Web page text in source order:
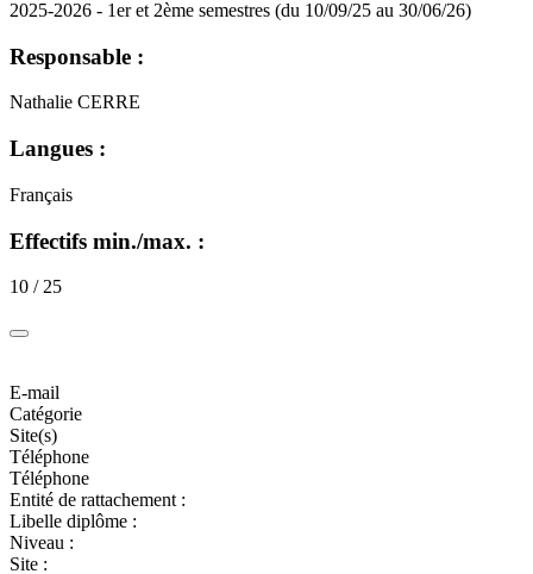
2025-2026 - 1er et 2ème semestres (du 10/09/25 au 30/06/26)
Responsable :
Nathalie CERRE
Langues :
Français
Effectifs min./max. :
10 / 25
E-mail
Catégorie
Site(s)
Téléphone
Téléphone
Entité de rattachement :
Libelle diplôme :
Niveau :
Site :